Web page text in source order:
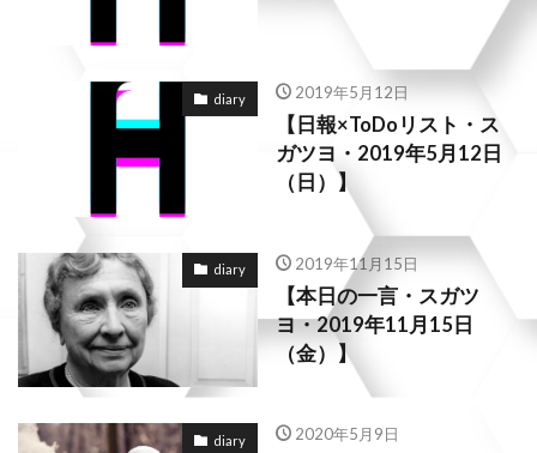
diary 2019年5月12日
【日報×ToDoリスト・ス
ガツヨ・2019年5月12日
（日）】
diary 2019年11月15日
【本日の一言・スガツ
ヨ・2019年11月15日
（金）】
diary 2020年5月9日